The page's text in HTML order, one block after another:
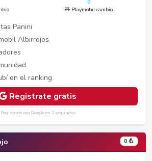
0
🧸 Playmobil cambio
Panini
Albirrojos
en el ranking
Registrate gratis
Registrate con Google en 2 segundos
0 💪